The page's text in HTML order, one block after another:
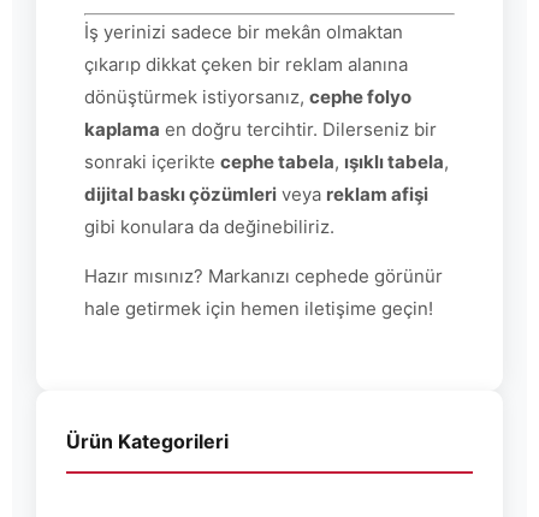
Ürün Kategorileri
İş yerinizi sadece bir mekân olmaktan
çıkarıp dikkat çeken bir reklam alanına
dönüştürmek istiyorsanız, cephe folyo
kaplama en doğru tercihtir. Dilerseniz bir
sonraki içerikte cephe tabela, ışıklı tabela,
dijital baskı çözümleri veya reklam afişi
gibi konulara da değinebiliriz.
Hazır mısınız? Markanızı cephede görünür
hale getirmek için hemen iletişime geçin!